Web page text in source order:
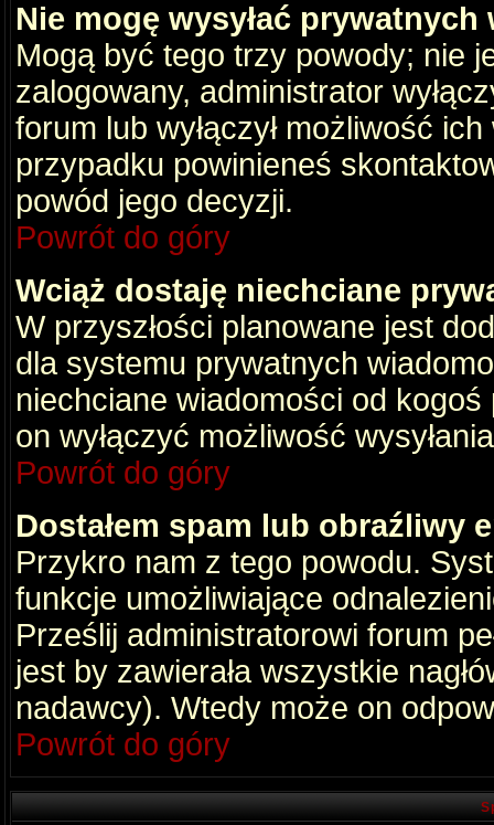
Nie mogę wysyłać
Mogą być tego trzy powody; nie
zalogowany, administrator
forum lub wyłączył możliwość
przypadku powinieneś
powód jego decyzji.
Powrót do góry
Wciąż dostaję niechciane
W przyszłości planowane jest
dla systemu prywatnych
niechciane wiadomości od
on wyłączyć możliwość
Powrót do góry
Dostałem spam lub obraźliwy
Przykro nam z tego powodu.
funkcje umożliwiające
Prześlij administratorowi forum
jest by zawierała wszystkie
nadawcy). Wtedy może on
Powrót do góry